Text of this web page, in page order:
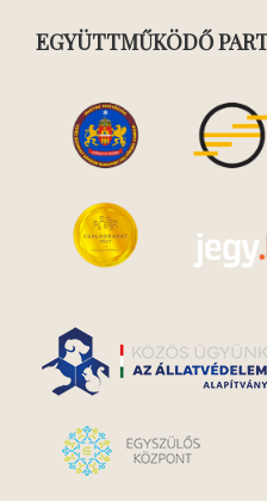
EGYÜTTMŰKÖDŐ